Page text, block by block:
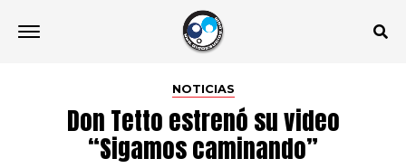
NOTICIAS
Don Tetto estrenó su video
“Sigamos caminando”